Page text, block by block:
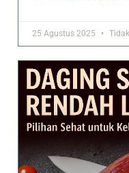
25 Agustus 2025